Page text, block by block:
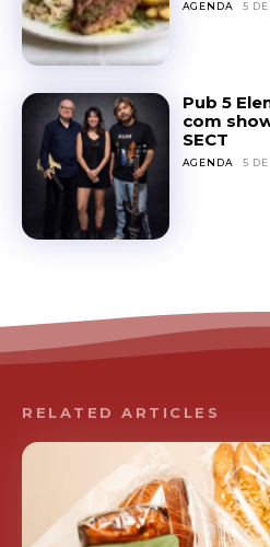
AGENDA 5
Pub 5
com
SECT
AGENDA 5
RELATED ARTICLES